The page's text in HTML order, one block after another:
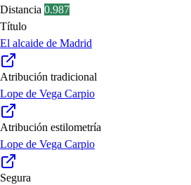
Distancia 0.987
Título
El alcaide de Madrid
Atribución tradicional
Lope de Vega Carpio
Atribución estilometría
Lope de Vega Carpio
Segura